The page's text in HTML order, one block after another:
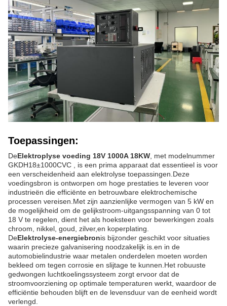
Toepassingen:
DeElektroplyse voeding 18V 1000A 18KW , met modelnummer
GKDH18±1000CVC
, is een prima apparaat dat essentieel is voor
een verscheidenheid aan elektrolyse toepassingen.Deze
voedingsbron is ontworpen om hoge prestaties te leveren voor
industrieën die efficiënte en betrouwbare elektrochemische
processen vereisen.Met zijn aanzienlijke vermogen van 5 kW en
de mogelijkheid om de gelijkstroom-uitgangsspanning van 0 tot
18 V te regelen, dient het als hoeksteen voor bewerkingen zoals
chroom, nikkel, goud, zilver,en koperplating.
DeElektrolyse-energiebronis bijzonder geschikt voor situaties
waarin precieze galvanisering noodzakelijk is.en in de
automobielindustrie waar metalen onderdelen moeten worden
bekleed om tegen corrosie en slijtage te kunnen.Het robuuste
gedwongen luchtkoelingssysteem zorgt ervoor dat de
stroomvoorziening op optimale temperaturen werkt, waardoor de
efficiëntie behouden blijft en de levensduur van de eenheid wordt
verlengd.